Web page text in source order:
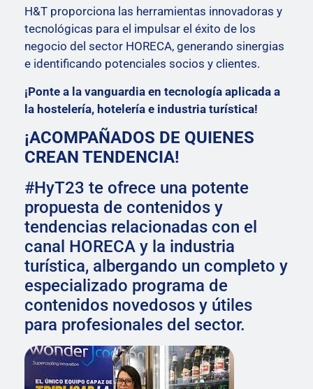
H&T proporciona las herramientas innovadoras y
tecnológicas para el impulsar el éxito de los
negocio del sector HORECA, generando sinergias
e identificando potenciales socios y clientes.
¡Ponte a la vanguardia en tecnología aplicada a
la hostelería, hotelería e industria turística!
¡ACOMPAÑADOS DE QUIENES
CREAN TENDENCIA!
#HyT23 te ofrece una potente
propuesta de contenidos y
tendencias relacionadas con el
canal HORECA y la industria
turística, albergando un completo y
especializado programa de
contenidos novedosos y útiles
para profesionales del sector.